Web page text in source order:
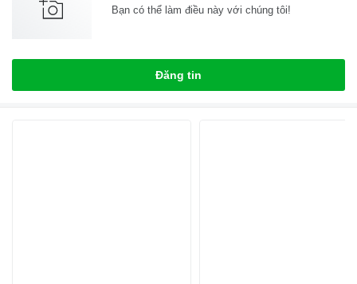
Bạn có thể làm điều này với chúng tôi!
Đăng tin